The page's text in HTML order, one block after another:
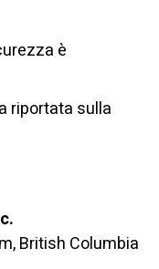
è
riportata sulla
British Columbia